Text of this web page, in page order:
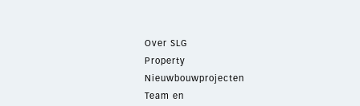
Over SLG
Property
Nieuwbouwprojecten
Team en